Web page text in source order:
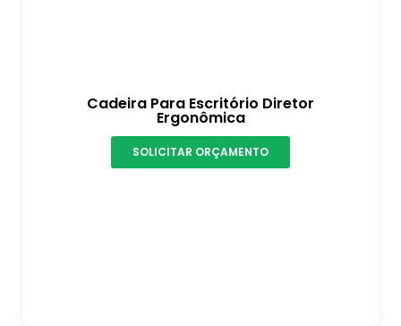
Cadeira Para Escritório Diretor
Ergonômica
SOLICITAR ORÇAMENTO